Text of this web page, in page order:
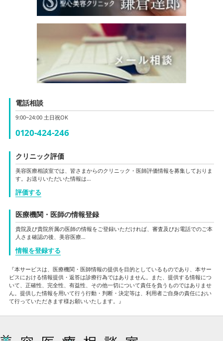
電話相談
9:00~24:00 土日祝OK
0120-424-246
クリニック評価
美容医療相談室では、皆さまからのクリニック・医師評価情報を募集しておりま
す。お送りいただいた情報は…
評価する
医療機関・医師の情報登録
貴院及び貴院所属の医師の情報をご登録いただければ、審査及びお電話でのご本
人さま確認の後、美容医療…
情報を登録する
『本サービスは、医療機関・医師情報の提供を目的としているものであり、本サー
ビスにおける情報提供・返答は診療行為ではありません。また、提供する情報につ
いて、正確性、完全性、有益性、その他一切について責任を負うものではありませ
ん。提供した情報を用いて行う行動・判断・決定等は、利用者ご自身の責任におい
て行っていただきます様お願いいたします。』